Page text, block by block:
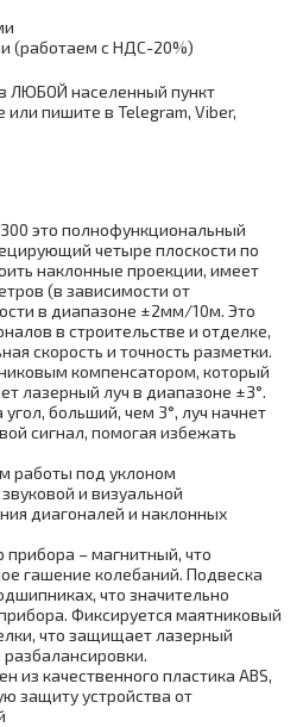
(работаем с НДС-20%)
ЛЮБОЙ населенный пункт
или пишите в Telegram, Viber,
это полнофункциональный
четыре плоскости по
наклонные проекции, имеет
(в зависимости от
в диапазоне ±2мм/10м. Это
в строительстве и отделке,
скорость и точность разметки.
компенсатором, который
лазерный луч в диапазоне ±3°.
больший, чем 3°, луч начнет
сигнал, помогая избежать
работы под уклоном
и визуальной
диагоналей и наклонных
– магнитный, что
гашение колебаний. Подвеска
что значительно
Фиксируется маятниковый
что защищает лазерный
из качественного пластика ABS,
защиту устройства от